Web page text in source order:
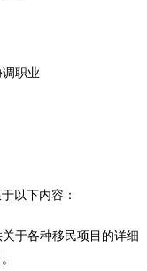
职业
以下内容：
于各种移民项目的详细